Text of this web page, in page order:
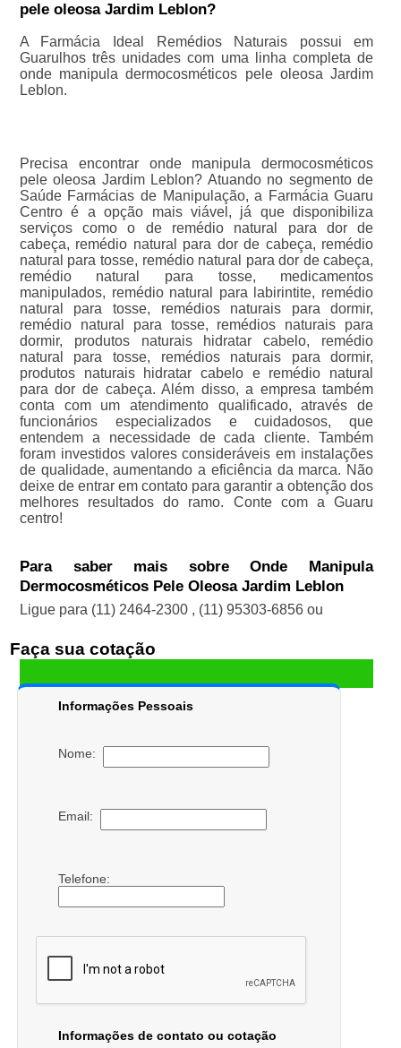
pele oleosa Jardim Leblon?
A Farmácia Ideal Remédios Naturais possui em
Guarulhos três unidades com uma linha completa de
onde manipula dermocosméticos pele oleosa Jardim
Leblon.
Precisa encontrar onde manipula dermocosméticos
pele oleosa Jardim Leblon? Atuando no segmento de
Saúde Farmácias de Manipulação, a Farmácia Guaru
Centro é a opção mais viável, já que disponibiliza
serviços como o de remédio natural para dor de
cabeça, remédio natural para dor de cabeça, remédio
natural para tosse, remédio natural para dor de cabeça,
remédio natural para tosse, medicamentos
manipulados, remédio natural para labirintite, remédio
natural para tosse, remédios naturais para dormir,
remédio natural para tosse, remédios naturais para
dormir, produtos naturais hidratar cabelo, remédio
natural para tosse, remédios naturais para dormir,
produtos naturais hidratar cabelo e remédio natural
para dor de cabeça. Além disso, a empresa também
conta com um atendimento qualificado, através de
funcionários especializados e cuidadosos, que
entendem a necessidade de cada cliente. Também
foram investidos valores consideráveis em instalações
de qualidade, aumentando a eficiência da marca. Não
deixe de entrar em contato para garantir a obtenção dos
melhores resultados do ramo. Conte com a Guaru
centro!
Para saber mais sobre Onde Manipula
Dermocosméticos Pele Oleosa Jardim Leblon
Ligue para (11) 2464-2300 , (11) 95303-6856 ou
Faça sua cotação
Informações Pessoais
Nome:
Email:
Telefone:
Informações de contato ou cotação